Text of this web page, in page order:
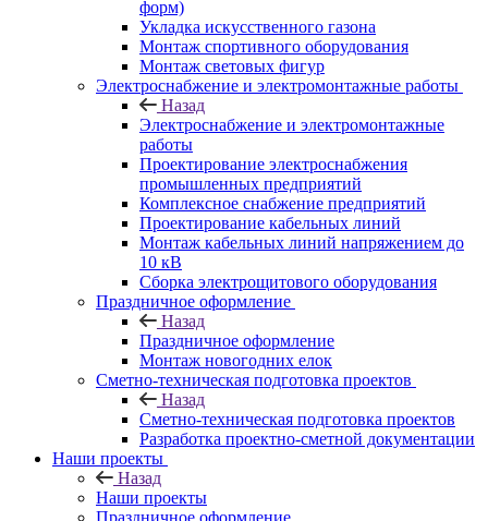
форм)
Укладка искусственного газона
Монтаж спортивного оборудования
Монтаж световых фигур
Электроснабжение и электромонтажные работы
Назад
Электроснабжение и электромонтажные
работы
Проектирование электроснабжения
промышленных предприятий
Комплексное снабжение предприятий
Проектирование кабельных линий
Монтаж кабельных линий напряжением до
10 кВ
Сборка электрощитового оборудования
Праздничное оформление
Назад
Праздничное оформление
Монтаж новогодних елок
Сметно-техническая подготовка проектов
Назад
Сметно-техническая подготовка проектов
Разработка проектно-сметной документации
Наши проекты
Назад
Наши проекты
Праздничное оформление